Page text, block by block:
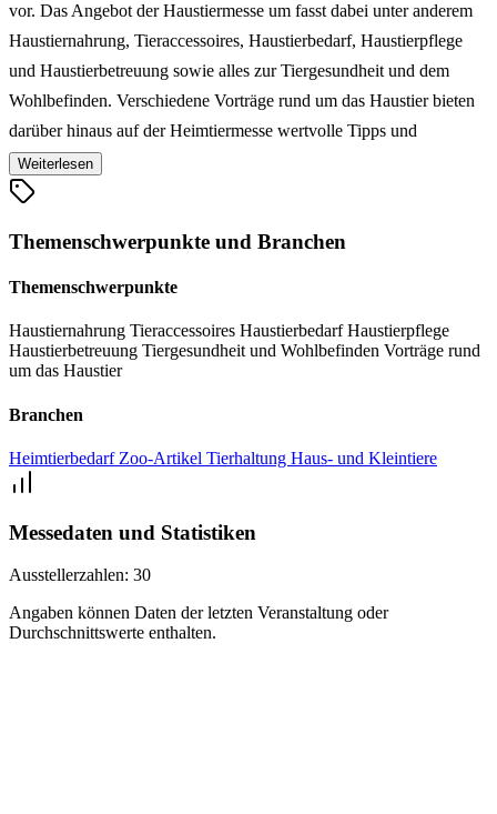
vor. Das Angebot der Haustiermesse um fasst dabei unter anderem
Haustiernahrung, Tieraccessoires, Haustierbedarf, Haustierpflege
und Haustierbetreuung sowie alles zur Tiergesundheit und dem
Wohlbefinden. Verschiedene Vorträge rund um das Haustier bieten
darüber hinaus auf der Heimtiermesse wertvolle Tipps und
Informationen für den Alltag mit Ihrem Tier. Die HAUSTIERTAGE
auf Schloss Liechtenstein in Judenburg bieten Ihnen die
Entwicklungen in der Haustierwelt zu informieren, sich mit anderen
auszutauschen und Produkte oder Dienstleistungen direkt vor Ort zu
Weiterlesen
Themenschwerpunkte und Branchen
Themenschwerpunkte
Haustiernahrung Tieraccessoires HaustierbedarfHaustierpflege
Haustierbetreuung Tiergesundheit und Wohlbefinden Vorträge rund
um das Haustier
Branchen
Heimtierbedarf Zoo-Artikel Tierhaltung Haus- und Kleintiere
Messedaten und Statistiken
Ausstellerzahlen: 30
Angaben können Daten der letzten Veranstaltung oder
Durchschnittswerte enthalten.